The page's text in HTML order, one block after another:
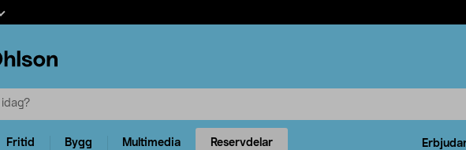
Fritid Bygg Multimedia Reservdelar